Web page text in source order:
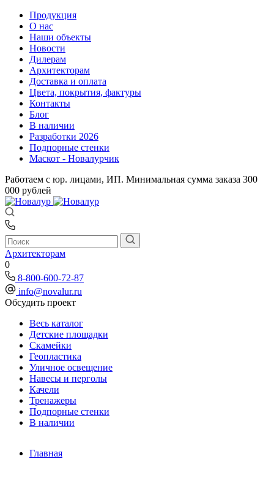
Продукция
О нас
Наши объекты
Новости
Дилерам
Архитекторам
Доставка и оплата
Цвета, покрытия, фактуры
Контакты
Блог
В наличии
Разработки 2026
Подпорные стенки
Маскот - Новалурчик
Работаем с юр. лицами, ИП. Минимальная сумма заказа 300
000 рублей
Архитекторам
0
8-800-600-72-87
info@novalur.ru
Обсудить проект
Весь каталог
Детские площадки
Скамейки
Геопластика
Уличное освещение
Навесы и перголы
Качели
Тренажеры
Подпорные стенки
В наличии
Главная